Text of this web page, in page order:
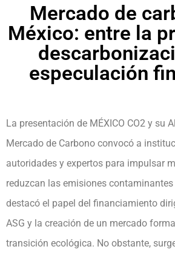
Mercado de
México: entre la
especulación
La presentación de MÉXICO CO2 y su
Mercado de Carbono convocó a
autoridades y expertos para impulsar
reduzcan las emisiones
destacó el papel del financiamiento
ASG y la creación de un mercado
transición ecológica. No obstante,